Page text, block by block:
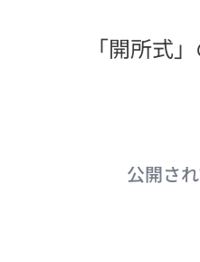
「開所式
公開さ